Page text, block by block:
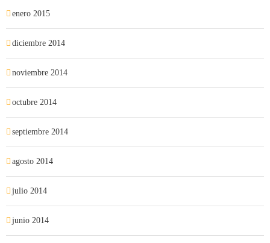
enero 2015
diciembre 2014
noviembre 2014
octubre 2014
septiembre 2014
agosto 2014
julio 2014
junio 2014